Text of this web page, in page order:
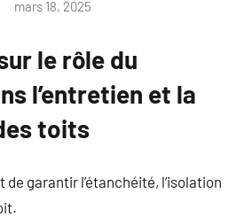
mars 18, 2025
le rôle du
l’entretien et la
toits
garantir l’étanchéité, l’isolation